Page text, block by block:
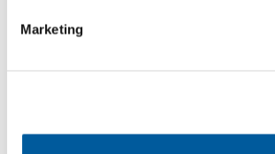
Marketing